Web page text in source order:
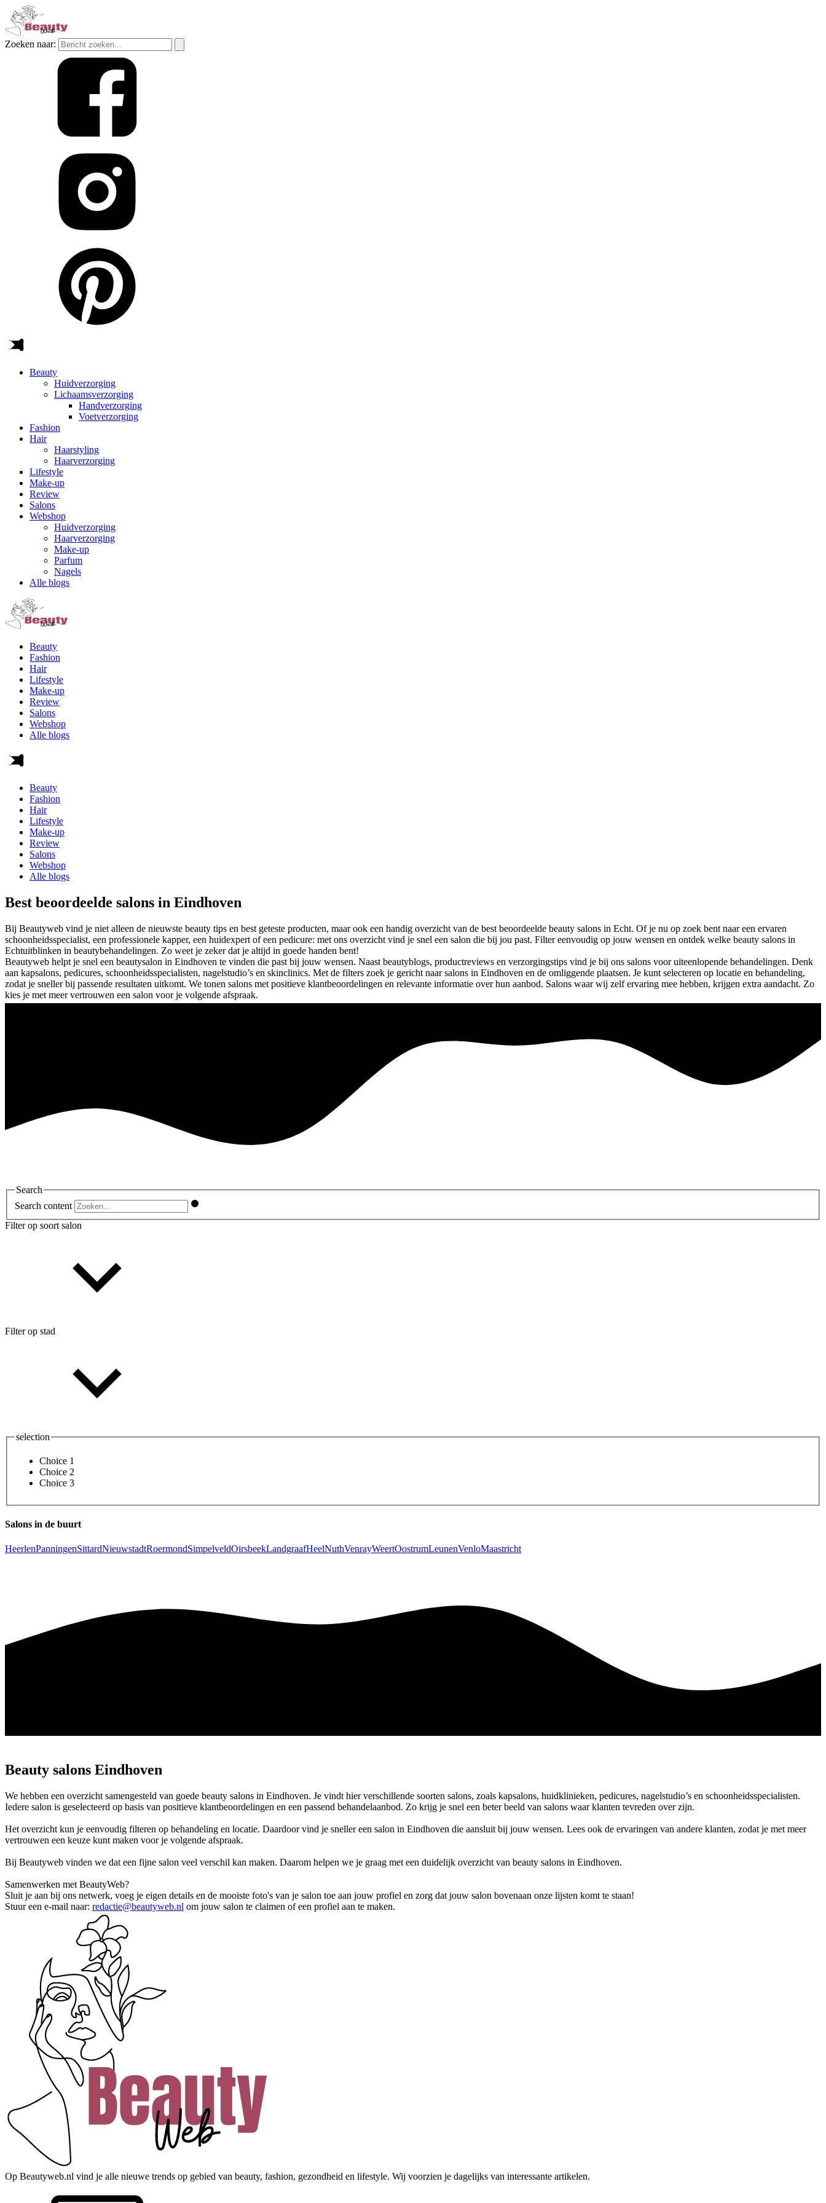
Zoeken naar:
Beauty
Huidverzorging
Lichaamsverzorging
Handverzorging
Voetverzorging
Fashion
Hair
Haarstyling
Haarverzorging
Lifestyle
Make-up
Review
Salons
Webshop
Huidverzorging
Haarverzorging
Make-up
Parfum
Nagels
Alle blogs
Beauty
Fashion
Hair
Lifestyle
Make-up
Review
Salons
Webshop
Alle blogs
Beauty
Fashion
Hair
Lifestyle
Make-up
Review
Salons
Webshop
Alle blogs
Best beoordeelde salons in Eindhoven
Bij Beautyweb vind je niet alleen de nieuwste beauty tips en best geteste producten, maar ook een handig overzicht van de best beoordeelde beauty salons in Echt. Of je nu op zoek bent naar een ervaren
schoonheidsspecialist, een professionele kapper, een huidexpert of een pedicure: met ons overzicht vind je snel een salon die bij jou past. Filter eenvoudig op jouw wensen en ontdek welke beauty salons in
Echtuitblinken in beautybehandelingen. Zo weet je zeker dat je altijd in goede handen bent!
Beautyweb helpt je snel een beautysalon in Eindhoven te vinden die past bij jouw wensen. Naast beautyblogs, productreviews en verzorgingstips vind je bij ons salons voor uiteenlopende behandelingen. Denk
aan kapsalons, pedicures, schoonheidsspecialisten, nagelstudio’s en skinclinics. Met de filters zoek je gericht naar salons in Eindhoven en de omliggende plaatsen. Je kunt selecteren op locatie en behandeling,
zodat je sneller bij passende resultaten uitkomt. We tonen salons met positieve klantbeoordelingen en relevante informatie over hun aanbod. Salons waar wij zelf ervaring mee hebben, krijgen extra aandacht. Zo
kies je met meer vertrouwen een salon voor je volgende afspraak.
Search
Search content
Filter op soort salon
Filter op stad
selection
Choice 1
Choice 2
Choice 3
Salons in de buurt
HeerlenPanningenSittardNieuwstadtRoermondSimpelveldOirsbeekLandgraafHeelNuthVenrayWeertOostrumLeunenVenloMaastricht
Beauty salons Eindhoven
We hebben een overzicht samengesteld van goede beauty salons in Eindhoven. Je vindt hier verschillende soorten salons, zoals kapsalons, huidklinieken, pedicures, nagelstudio’s en schoonheidsspecialisten.
Iedere salon is geselecteerd op basis van positieve klantbeoordelingen en een passend behandelaanbod. Zo krijg je snel een beter beeld van salons waar klanten tevreden over zijn.
Het overzicht kun je eenvoudig filteren op behandeling en locatie. Daardoor vind je sneller een salon in Eindhoven die aansluit bij jouw wensen. Lees ook de ervaringen van andere klanten, zodat je met meer
vertrouwen een keuze kunt maken voor je volgende afspraak.
Bij Beautyweb vinden we dat een fijne salon veel verschil kan maken. Daarom helpen we je graag met een duidelijk overzicht van beauty salons in Eindhoven.
Samenwerken met BeautyWeb?
Sluit je aan bij ons netwerk, voeg je eigen details en de mooiste foto's van je salon toe aan jouw profiel en zorg dat jouw salon bovenaan onze lijsten komt te staan!
Stuur een e-mail naar: redactie@beautyweb.nl om jouw salon te claimen of een profiel aan te maken.
Op Beautyweb.nl vind je alle nieuwe trends op gebied van beauty, fashion, gezondheid en lifestyle. Wij voorzien je dagelijks van interessante artikelen.